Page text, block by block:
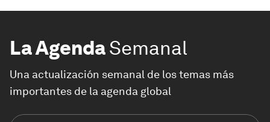
La AgendaSemanal
Una actualización semanal de los temas más
importantes de la agenda global